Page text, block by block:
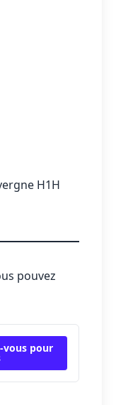
H1H
pouvez
vous pour